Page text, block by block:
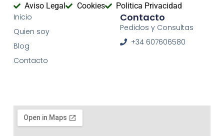
Aviso Legal Cookies Politica Privacidad
Inicio
Quien soy
Blog
Contacto
Contacto
Pedidos y Consultas
+34 607606580